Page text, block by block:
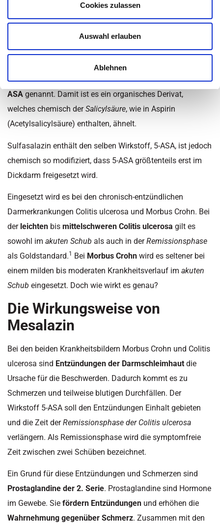
Cookies zulassen
Auswahl erlauben
Ablehnen
Was ist Mesalazin und wofür
wird es eingesetzt?
Mesalazin ist in der Apotheke unter den Namen Pentasa,
Salofalk, Claversal oder Mezavant erhältlich. Es gehört zur
Gruppe der5-Aminosalicylsäure-Präparate, auch kurz5-
ASA genannt. Damit ist es ein organisches Derivat,
welches chemisch derSalicylsäure, wie in Aspirin
(Acetylsalicylsäure) enthalten, ähnelt.
Sulfasalazin enthält den selben Wirkstoff, 5-ASA, ist jedoch
chemisch so modifiziert, dass 5-ASA größtenteils erst im
Dickdarm freigesetzt wird.
Eingesetzt wird es bei den chronisch-entzündlichen
Darmerkrankungen Colitis ulcerosa und Morbus Crohn. Bei
der leichten bis mittelschweren Colitis ulcerosa gilt es
sowohl im akuten Schub als auch in derRemissionsphase
als Goldstandard.1 Bei Morbus Crohn wird es seltener bei
einem milden bis moderaten Krankheitsverlauf im akuten
Schub eingesetzt. Doch wie wirkt es genau?
Die Wirkungsweise von
Mesalazin
Bei den beiden Krankheitsbildern Morbus Crohn und Colitis
ulcerosa sind Entzündungen der Darmschleimhaut die
Ursache für die Beschwerden. Dadurch kommt es zu
Schmerzen und teilweise blutigen Durchfällen. Der
Wirkstoff 5-ASA soll den Entzündungen Einhalt gebieten
und die Zeit derRemissionsphase der Colitis ulcerosa
verlängern. Als Remissionsphase wird die symptomfreie
Zeit zwischen zwei Schüben bezeichnet.
Ein Grund für diese Entzündungen und Schmerzen sind
Prostaglandine der 2. Serie. Prostaglandine sind Hormone
im Gewebe. Sie fördern Entzündungen und erhöhen die
Wahrnehmung gegenüber Schmerz. Zusammen mit den